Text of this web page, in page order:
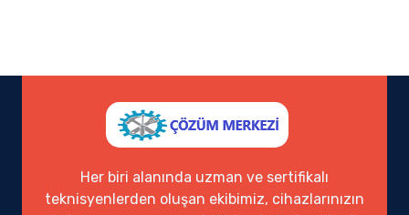
Her biri alanında uzman ve sertifikalı
teknisyenlerden oluşan ekibimiz, cihazlarınızın